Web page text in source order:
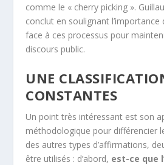
comme le « cherry picking ».
conclut en soulignant
face à ces processus pour
discours public.
UNE
CONSTANTES
Un point très intéressant est son
méthodologique pour différencier
des autres types d’affirmations,
être utilisés : d’abord, est-ce que